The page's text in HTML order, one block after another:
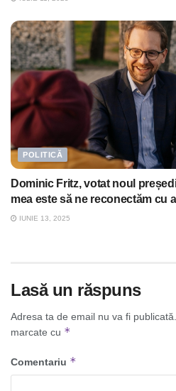
POLITICĂ
Dominic Fritz, votat noul
mea este să ne reconectăm cu
IUNIE 13, 2025
Lasă un răspuns
Adresa ta de email nu va fi publicată.
marcate cu *
Comentariu *